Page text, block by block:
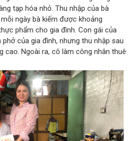
tạp hóa nhỏ. Thu nhập của bà
ngày bà kiếm được khoảng
phẩm cho gia đình. Con gái của
của gia đình, nhưng thu nhập sau
cao. Ngoài ra, cô làm công nhân thuê